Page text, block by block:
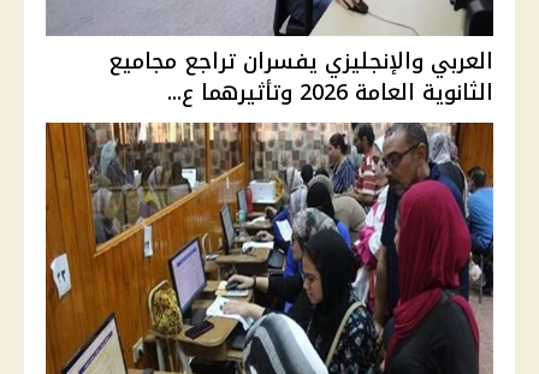
العربي والإنجليزي يفسران تراجع مجاميع
الثانوية العامة 2026 وتأثيرهما ع...